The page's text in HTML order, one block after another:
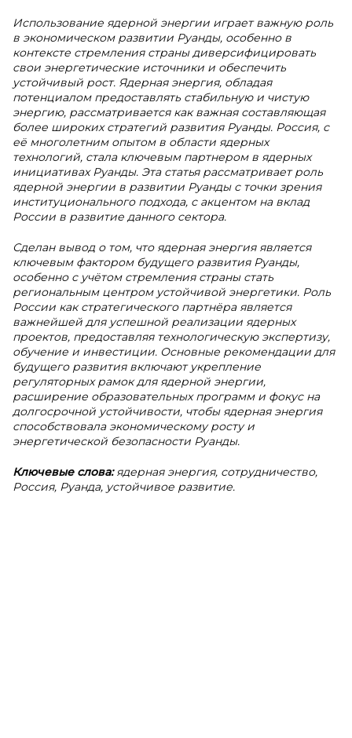
Использование ядерной энергии играет важную роль
в экономическом развитии Руанды, особенно в
контексте стремления страны диверсифицировать
свои энергетические источники и обеспечить
устойчивый рост. Ядерная энергия, обладая
потенциалом предоставлять стабильную и чистую
энергию, рассматривается как важная составляющая
более широких стратегий развития Руанды. Россия, с
её многолетним опытом в области ядерных
технологий, стала ключевым партнером в ядерных
инициативах Руанды. Эта статья рассматривает роль
ядерной энергии в развитии Руанды с точки зрения
институционального подхода, с акцентом на вклад
России в развитие данного сектора.
Сделан вывод о том, что ядерная энергия является
ключевым фактором будущего развития Руанды,
особенно с учётом стремления страны стать
региональным центром устойчивой энергетики. Роль
России как стратегического партнёра является
важнейшей для успешной реализации ядерных
проектов, предоставляя технологическую экспертизу,
обучение и инвестиции. Основные рекомендации для
будущего развития включают укрепление
регуляторных рамок для ядерной энергии,
расширение образовательных программ и фокус на
долгосрочной устойчивости, чтобы ядерная энергия
способствовала экономическому росту и
энергетической безопасности Руанды.
Ключевые слова:ядерная энергия, сотрудничество,
Россия, Руанда, устойчивое развитие.